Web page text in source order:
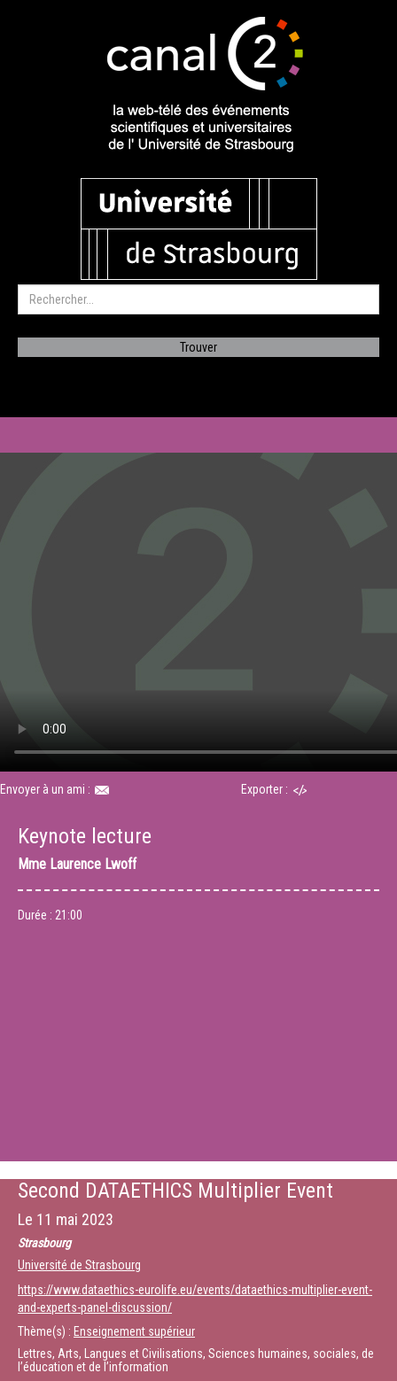
Envoyer à un ami : Exporter :
Keynote lecture
Mme Laurence Lwoff
Durée : 21:00
Second DATAETHICS Multiplier Event
Le 11 mai 2023
Strasbourg
Université de Strasbourg
https://www.dataethics-eurolife.eu/events/dataethics-multiplier-event-
and-experts-panel-discussion/
Thème(s) : Enseignement supérieur
Lettres, Arts, Langues et Civilisations, Sciences humaines, sociales, de
l’éducation et de l’information